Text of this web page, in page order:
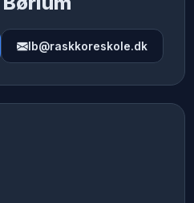
lb@raskkoreskole.dk